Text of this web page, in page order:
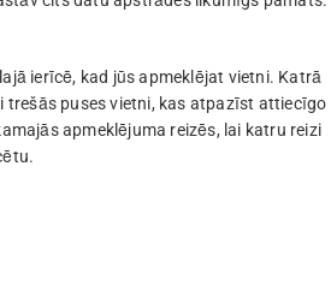
ierīcē, kad jūs apmeklējat vietni. Katrā
trešās puses vietni, kas atpazīst attiecīgo
apmeklējuma reizēs, lai katru reizi